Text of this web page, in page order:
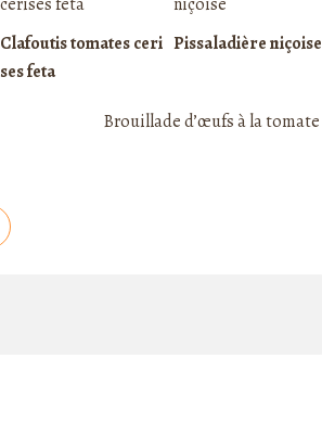
Clafoutis tomates ceri
ses feta
Pissaladière niçoise
Brouillade d’œufs à la tomate